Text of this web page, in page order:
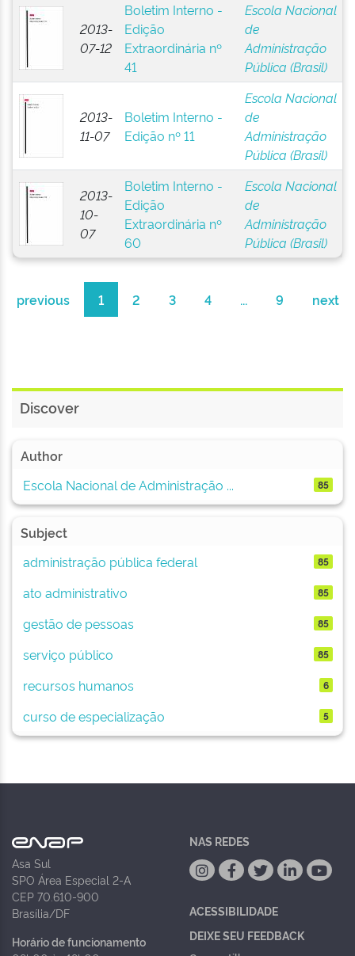
2013-
07-12
Boletim Interno -
Edição
Extraordinária nº
41
Escola Nacional
de
Administração
Pública (Brasil)
2013-
11-07
Boletim Interno -
Edição nº 11
Escola Nacional
de
Administração
Pública (Brasil)
2013-
10-
07
Boletim Interno -
Edição
Extraordinária nº
60
Escola Nacional
de
Administração
Pública (Brasil)
previous 1 2 3 4 ... 9 next
Discover
Author
Escola Nacional de Administração ...
85
Subject
administração pública federal
85
ato administrativo 85
gestão de pessoas 85
serviço público 85
recursos humanos 6
curso de especialização 5
Asa Sul
SPO Área Especial 2-A
CEP 70.610-900
Brasília/DF
Horário de funcionamento
NAS REDES
ACESSIBILIDADE
DEIXE SEU FEEDBACK